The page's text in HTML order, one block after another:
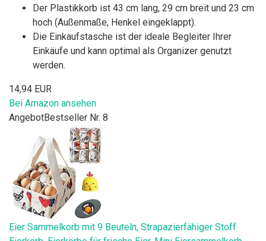
Der Plastikkorb ist 43 cm lang, 29 cm breit und 23 cm
hoch (Außenmaße, Henkel eingeklappt).
Die Einkaufstasche ist der ideale Begleiter Ihrer
Einkäufe und kann optimal als Organizer genutzt
werden.
14,94 EUR
Bei Amazon ansehen
AngebotBestseller Nr. 8
Eier Sammelkorb mit 9 Beuteln, Strapazierfähiger Stoff